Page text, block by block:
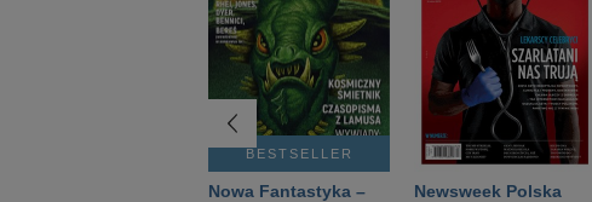
BESTSELLER
Nowa Fantastyka –
Newsweek Polska